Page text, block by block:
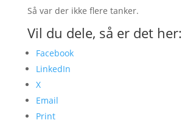
Så var der ikke flere tanker.
Vil du dele, så er det her:
Facebook
LinkedIn
X
Email
Print